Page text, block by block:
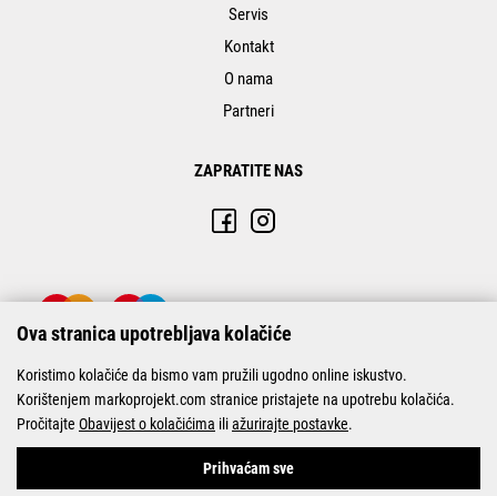
Servis
Kontakt
O nama
Partneri
ZAPRATITE NAS
© Marko-Projekt 2026
Ova stranica upotrebljava kolačiće
Koristimo kolačiće da bismo vam pružili ugodno online iskustvo.
Korištenjem markoprojekt.com stranice pristajete na upotrebu kolačića.
Pročitajte Obavijest o kolačićima iliažurirajte postavke.
Prihvaćam sve